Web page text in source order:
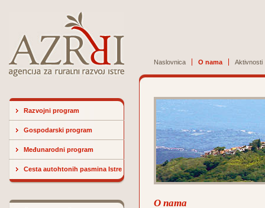
Naslovnica O nama Aktivnosti
Razvojni program
Gospodarski program
Međunarodni program
Cesta autohtonih pasmina Istre
O nama